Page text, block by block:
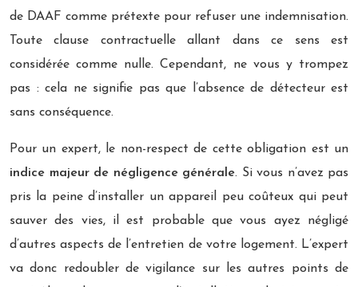
de DAAF comme prétexte pour refuser une indemnisation.
Toute clause contractuelle allant dans ce sens est
considérée comme nulle. Cependant, ne vous y trompez
pas : cela ne signifie pas que l’absence de détecteur est
sans conséquence.
Pour un expert, le non-respect de cette obligation est un
indice majeur de négligence générale. Si vous n’avez pas
pris la peine d’installer un appareil peu coûteux qui peut
sauver des vies, il est probable que vous ayez négligé
d’autres aspects de l’entretien de votre logement. L’expert
va donc redoubler de vigilance sur les autres points de